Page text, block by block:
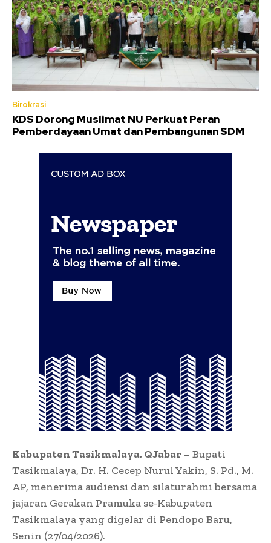
Birokrasi
KDS Dorong Muslimat NU Perkuat Peran
Pemberdayaan Umat dan Pembangunan SDM
Kabupaten Tasikmalaya, QJabar – Bupati
Tasikmalaya, Dr. H. Cecep Nurul Yakin, S. Pd., M.
AP, menerima audiensi dan silaturahmi bersama
jajaran Gerakan Pramuka se-Kabupaten
Tasikmalaya yang digelar di Pendopo Baru,
Senin (27/04/2026).